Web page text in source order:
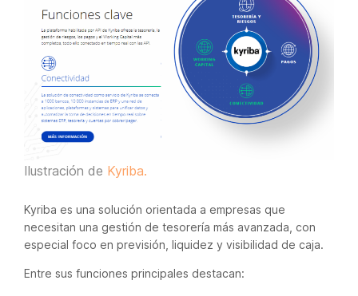
Ilustración de Kyriba.
Kyriba es una solución orientada a empresas que
necesitan una gestión de tesorería más avanzada, con
especial foco en previsión, liquidez y visibilidad de caja.
Entre sus funciones principales destacan: